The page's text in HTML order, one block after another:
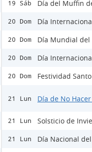
19 Sáb Día del Muffin
20 Dom Día
20 Dom Día Mundial del
20 Dom Día
20 Dom Festividad
21 Lun Día de No
21 Lun Solsticio de
21 Lun Día Nacional